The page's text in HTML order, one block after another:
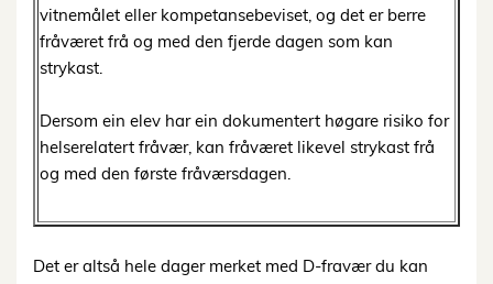
vitnemålet eller kompetansebeviset, og det er berre
fråværet frå og med den fjerde dagen som kan
strykast.
Dersom ein elev har ein dokumentert høgare risiko for
helserelatert fråvær, kan fråværet likevel strykast frå
og med den første fråværsdagen.
Det er altså hele dager merket med D-fravær du kan